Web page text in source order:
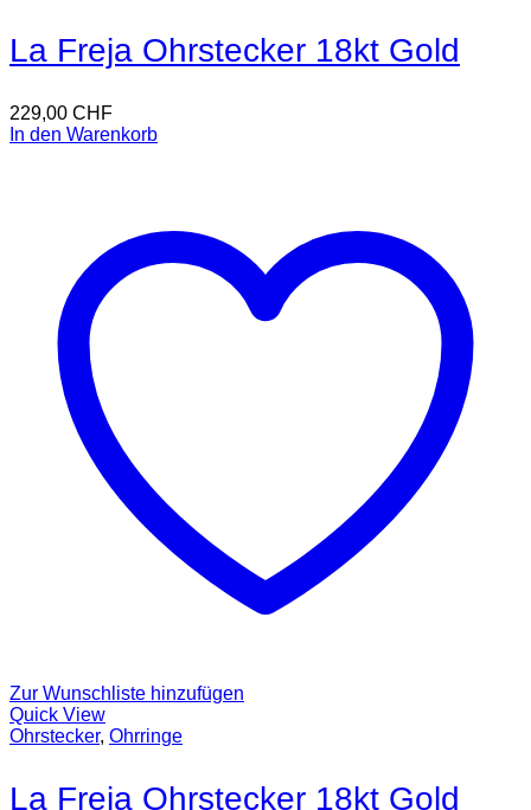
La Freja Ohrstecker 18kt Gold
229,00 CHF
In den Warenkorb
Zur Wunschliste hinzufügen
Quick View
Ohrstecker, Ohrringe
La Freja Ohrstecker 18kt Gold